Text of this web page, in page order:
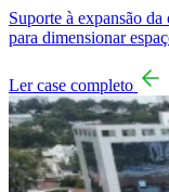
Suporte à expansão
para dimensionar
Ler case completo